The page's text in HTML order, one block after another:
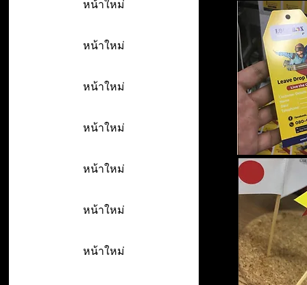
หน้าใหม่
หน้าใหม่
หน้าใหม่
หน้าใหม่
หน้าใหม่
หน้าใหม่
หน้าใหม่